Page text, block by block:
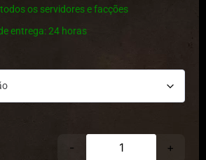
os servidores e facções
entrega: 24 horas
- +